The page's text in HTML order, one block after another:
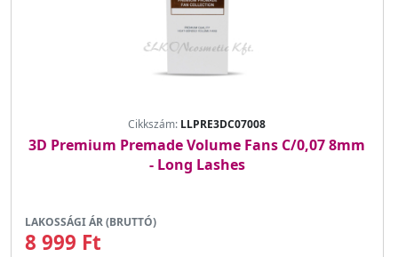
Cikkszám: LLPRE3DC07008
3D Premium Premade Volume Fans C/0,07 8mm
- Long Lashes
LAKOSSÁGI ÁR (BRUTTÓ)
8 999 Ft